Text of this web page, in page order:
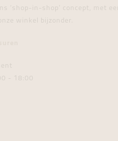
‘shop-in-shop’ concept, met
winkel bijzonder.
- 18:00